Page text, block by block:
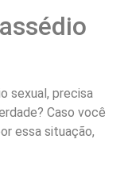
sexual, precisa
Caso você
essa situação,